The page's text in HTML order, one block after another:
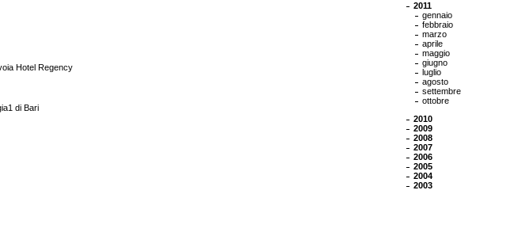
2011
gennaio
febbraio
marzo
aprile
maggio
giugno
luglio
agosto
settembre
ottobre
2010
2009
2008
2007
2006
2005
2004
2003
Hotel Regency
di Bari